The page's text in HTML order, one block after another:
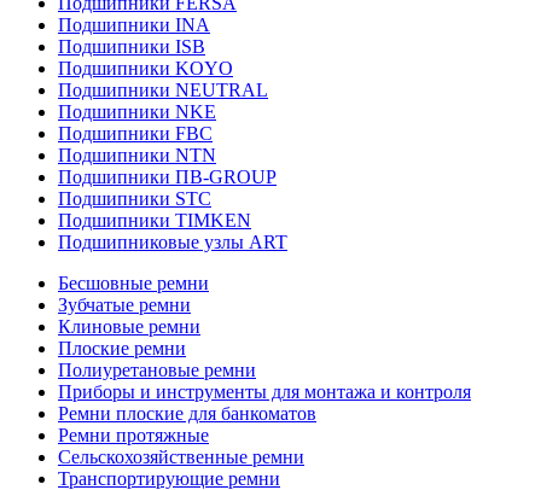
Подшипники INA
Подшипники ISB
Подшипники KOYO
Подшипники NEUTRAL
Подшипники NKE
Подшипники FBC
Подшипники NTN
Подшипники ПВ-GROUP
Подшипники STC
Подшипники TIMKEN
Подшипниковые узлы ART
Бесшовные ремни
Зубчатые ремни
Клиновые ремни
Плоские ремни
Полиуретановые ремни
Приборы и инструменты для монтажа и контроля
Ремни плоские для банкоматов
Ремни протяжные
Сельскохозяйственные ремни
Транспортирующие ремни